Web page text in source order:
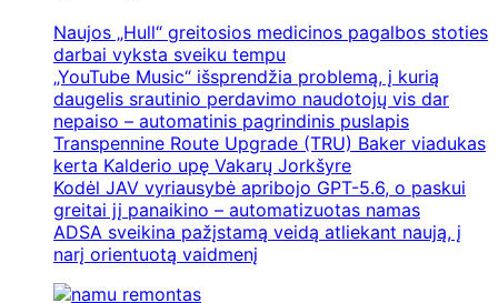
Naujos „Hull“ greitosios medicinos pagalbos stoties
darbai vyksta sveiku tempu
„YouTube Music“ išsprendžia problemą, į kurią
daugelis srautinio perdavimo naudotojų vis dar
nepaiso – automatinis pagrindinis puslapis
Transpennine Route Upgrade (TRU) Baker viadukas
kerta Kalderio upę Vakarų Jorkšyre
Kodėl JAV vyriausybė apribojo GPT-5.6, o paskui
greitai jį panaikino – automatizuotas namas
ADSA sveikina pažįstamą veidą atliekant naują, į
narį orientuotą vaidmenį